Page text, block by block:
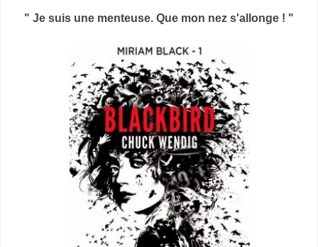
" Je suis une menteuse. Que mon nez s'allonge ! "